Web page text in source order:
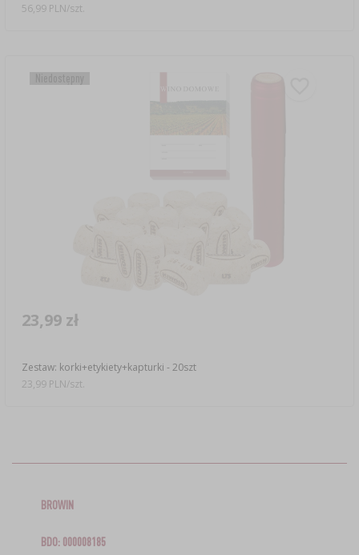
56,99 PLN/szt.
Zestaw: korki+etykiety+kapturki - 20szt
23,99 zł
23,99 PLN/szt.
BROWIN
BDO: 000008185